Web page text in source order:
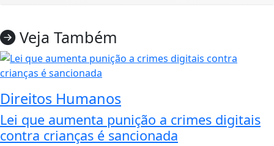
Veja Também
Direitos Humanos
Lei que aumenta punição a crimes digitais
contra crianças é sancionada